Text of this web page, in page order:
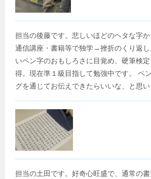
担当の後藤です。悲しいほどのヘタな字か
通信講座・書籍等で独学→挫折のくり返
いペン字のおもしろさに目覚め、硬筆検
得。現在準１級目指して勉強中です。 ペ
グを通じてお伝えできたらいいな、と思い
担当の土田です。好奇心旺盛で、通常の書